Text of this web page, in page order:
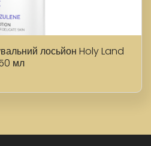
лосьйон Holy Land
мл